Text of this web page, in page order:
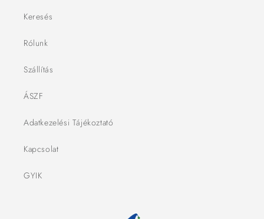
Keresés
Rólunk
Szállítás
ÁSZF
Adatkezelési Tájékoztató
Kapcsolat
GYIK